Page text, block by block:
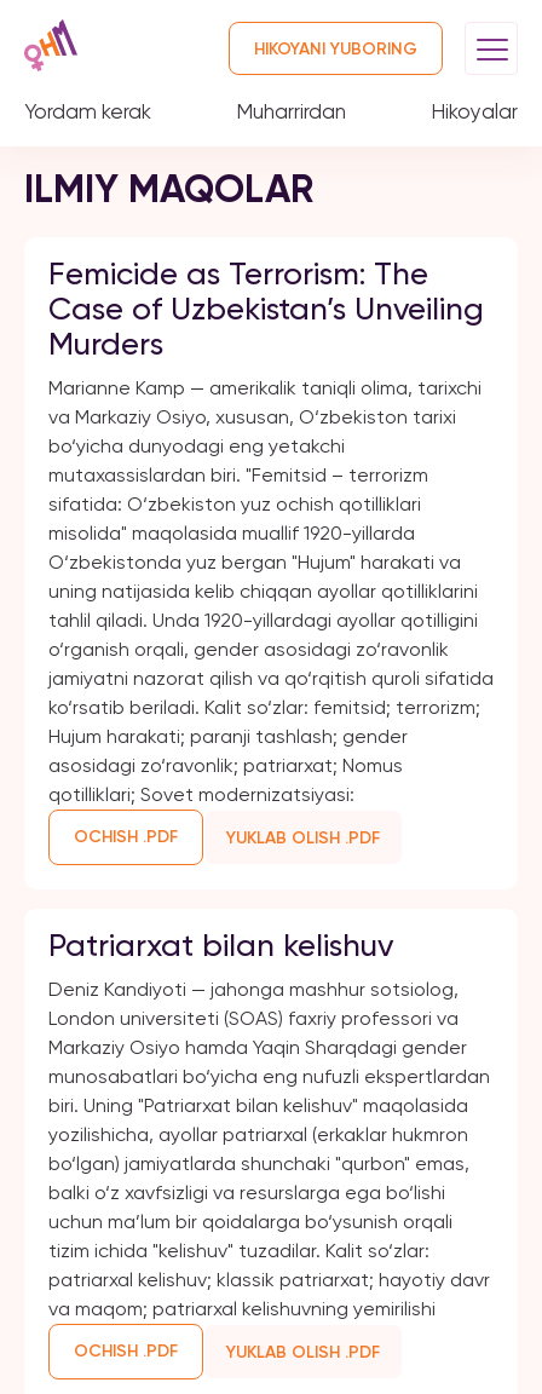
Yordam kerak Muharrirdan Hikoyalar
HIKOYANI YUBORING
ILMIY MAQOLAR
Femicide as Terrorism: The
Case of Uzbekistan’s Unveiling
Murders
Marianne Kamp — amerikalik taniqli olima, tarixchi
va Markaziy Osiyo, xususan, O‘zbekiston tarixi
bo‘yicha dunyodagi eng yetakchi
mutaxassislardan biri. "Femitsid – terrorizm
sifatida: O‘zbekiston yuz ochish qotilliklari
misolida" maqolasida muallif 1920-yillarda
O‘zbekistonda yuz bergan "Hujum" harakati va
uning natijasida kelib chiqqan ayollar qotilliklarini
tahlil qiladi. Unda 1920-yillardagi ayollar qotilligini
o‘rganish orqali, gender asosidagi zo‘ravonlik
jamiyatni nazorat qilish va qo‘rqitish quroli sifatida
ko‘rsatib beriladi. Kalit so‘zlar: femitsid; terrorizm;
Hujum harakati; paranji tashlash; gender
asosidagi zo‘ravonlik; patriarxat; Nomus
qotilliklari; Sovet modernizatsiyasi:
OCHISH .PDF YUKLAB OLISH .PDF
Patriarxat bilan kelishuv
Deniz Kandiyoti — jahonga mashhur sotsiolog,
London universiteti (SOAS) faxriy professori va
Markaziy Osiyo hamda Yaqin Sharqdagi gender
munosabatlari bo‘yicha eng nufuzli ekspertlardan
biri. Uning "Patriarxat bilan kelishuv" maqolasida
yozilishicha, ayollar patriarxal (erkaklar hukmron
bo‘lgan) jamiyatlarda shunchaki "qurbon" emas,
balki o‘z xavfsizligi va resurslarga ega bo‘lishi
uchun ma’lum bir qoidalarga bo‘ysunish orqali
tizim ichida "kelishuv" tuzadilar. Kalit so‘zlar:
patriarxal kelishuv; klassik patriarxat; hayotiy davr
va maqom; patriarxal kelishuvning yemirilishi
OCHISH .PDF YUKLAB OLISH .PDF